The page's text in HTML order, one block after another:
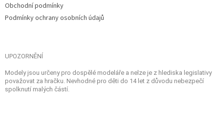
Obchodní podmínky
Podmínky ochrany osobních údajů
UPOZORNĚNÍ
Modely jsou určeny pro dospělé modeláře a nelze je z hlediska legislativy
považovat za hračku. Nevhodné pro děti do 14 let z důvodu nebezpečí
spolknutí malých částí.